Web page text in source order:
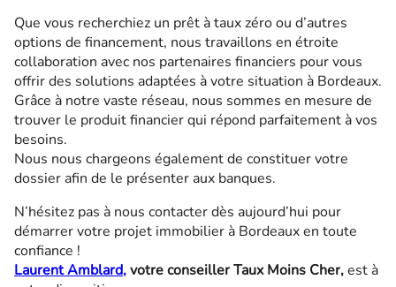
Que vous recherchiez un prêt à taux zéro ou d’autres
options de financement, nous travaillons en étroite
collaboration avec nos partenaires financiers pour vous
offrir des solutions adaptées à votre situation à Bordeaux.
Grâce à notre vaste réseau, nous sommes en mesure de
trouver le produit financier qui répond parfaitement à vos
besoins.
Nous nous chargeons également de constituer votre
dossier afin de le présenter aux banques.
N’hésitez pas à nous contacter dès aujourd’hui pour
démarrer votre projet immobilier à Bordeaux en toute
confiance !
Laurent Amblard,votre conseiller Taux Moins Cher,est à